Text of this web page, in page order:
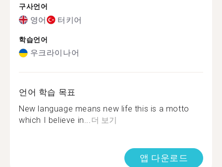
구사언어
영어 터키어
학습언어
우크라이나어
언어 학습 목표
New language means new life this is a motto
which I believe in...더 보기
앱 다운로드